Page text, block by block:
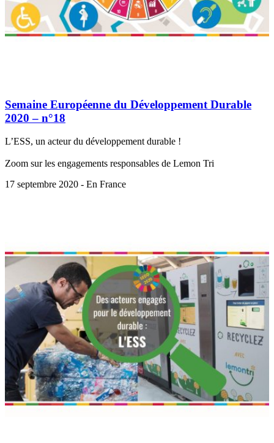
Semaine Européenne du Développement Durable
2020 – n°18
L’ESS, un acteur du développement durable !
Zoom sur les engagements responsables de Lemon Tri
17 septembre 2020 - En France